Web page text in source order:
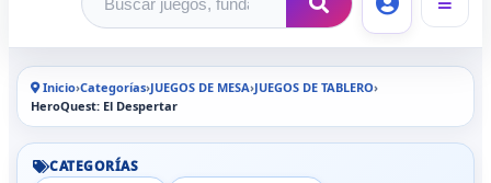
Buscar productos
Inicio›Categorías›JUEGOS DE MESA›JUEGOS DE TABLERO›
HeroQuest: El Despertar
CATEGORÍAS